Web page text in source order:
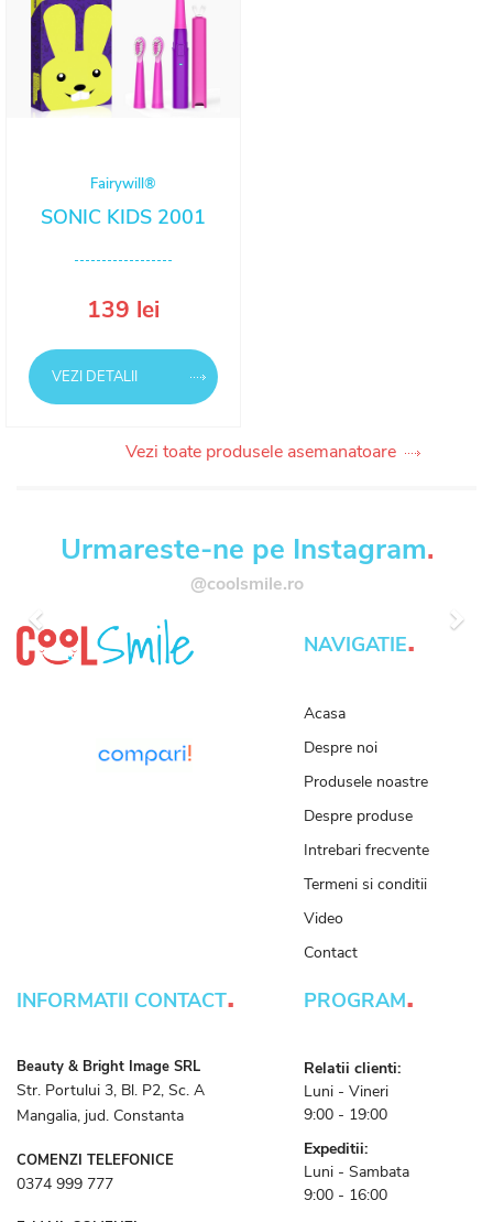
Fairywill®
SONIC KIDS 2001
139 lei
VEZI DETALII
Vezi toate produsele asemanatoare
Urmareste-ne pe Instagram.
@coolsmile.ro
Anterior NAVIGATIE.
Acasa
Despre noi
Produsele noastre
Despre produse
Intrebari frecvente
Termeni si conditii
Video
Contact
PROGRAM.
Relatii clienti:
Luni - Vineri
9:00 - 19:00
Expeditii:
Luni - Sambata
9:00 - 16:00
INFORMATII CONTACT.
Beauty & Bright Image SRL
Str. Portului 3, Bl. P2, Sc. A
Mangalia, jud. Constanta
COMENZI TELEFONICE
0374 999 777